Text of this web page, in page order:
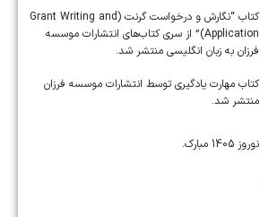
کتاب “نگارش و درخواست گرنت (Grant Writing and
Application)” از سری کتاب‌های انتشارات موسسه
فرزان به زبان انگلیسی منتشر شد.
کتاب مهارت یادگیری توسط انتشارات موسسه فرزان
منتشر شد.
نوروز 1405 مبارک.